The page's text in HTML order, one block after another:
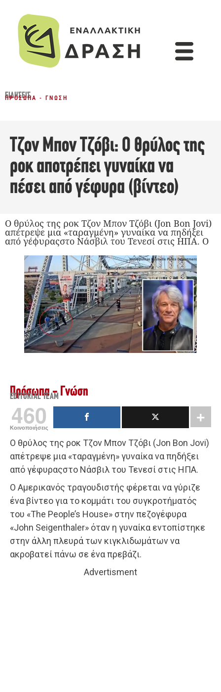
ΕΙΔΉΣΕΙΣ
ΠΡΌΣΩΠΑ - ΓΝΏΣΗ
Τζον Μπον Τζόβι: Ο θρύλος της
ροκ αποτρέπει γυναίκα να
πέσει από γέφυρα (βίντεο)
Ο θρύλος της ροκ Τζον Μπον Τζόβι (Jon Bon Jovi)
απέτρεψε μια «ταραγμένη» γυναίκα να πηδήξει
από γέφυραςστο Νάσβιλ του Τενεσί στις ΗΠΑ. Ο
Πρόσωπα - Γνώση
EDITORIAL TEAM
460
Κοινοποιήσεις
Ο θρύλος της ροκ Τζον Μπον Τζόβι (Jon Bon Jovi)
απέτρεψε μια «ταραγμένη» γυναίκα να πηδήξει
από γέφυραςστο Νάσβιλ του Τενεσί στις ΗΠΑ.
Ο Αμερικανός τραγουδιστής φέρεται να γύριζε
ένα βίντεο για το κομμάτι του συγκροτήματός
του «The People’s House» στην πεζογέφυρα
«John Seigenthaler» όταν η γυναίκα εντοπίστηκε
στην άλλη πλευρά των κιγκλιδωμάτων να
ακροβατεί πάνω σε ένα πρεβάζι.
Advertisment